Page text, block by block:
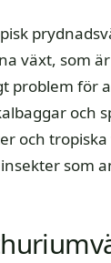
växt, som
problem
och
och
som